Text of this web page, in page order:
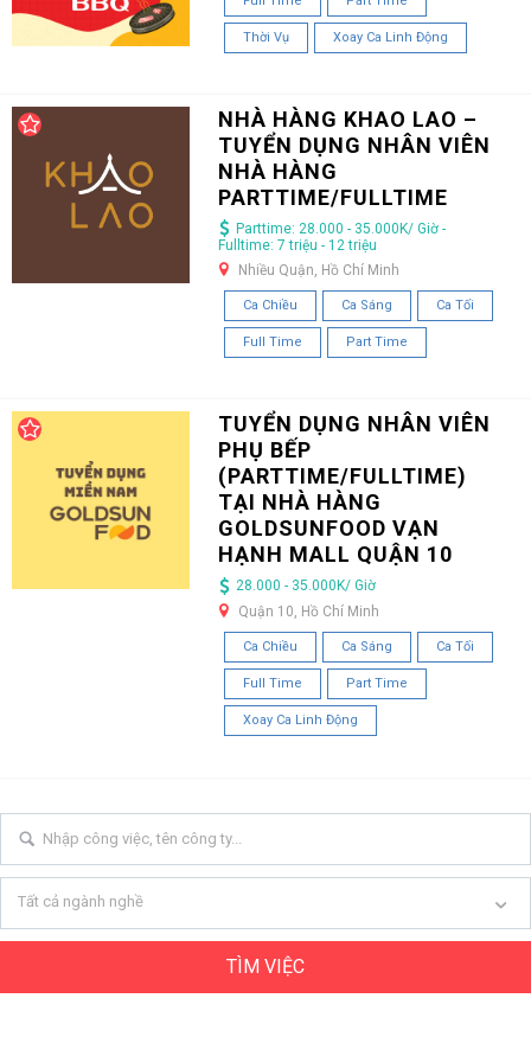
Thời Vụ Xoay Ca Linh Động
NHÀ HÀNG KHAO LAO –
TUYỂN DỤNG NHÂN VIÊN
NHÀ HÀNG
PARTTIME/FULLTIME
Parttime: 28.000 - 35.000K/ Giờ -
Fulltime: 7 triệu - 12 triệu
Nhiều Quận, Hồ Chí Minh
Ca Chiều Ca Sáng Ca Tối
Full Time Part Time
TUYỂN DỤNG NHÂN VIÊN
PHỤ BẾP
(PARTTIME/FULLTIME)
TẠI NHÀ HÀNG
GOLDSUNFOOD VẠN
HẠNH MALL QUẬN 10
28.000 - 35.000K/ Giờ
Quận 10, Hồ Chí Minh
Ca Chiều Ca Sáng Ca Tối
Full Time Part Time
Xoay Ca Linh Động
Tất cả ngành nghề